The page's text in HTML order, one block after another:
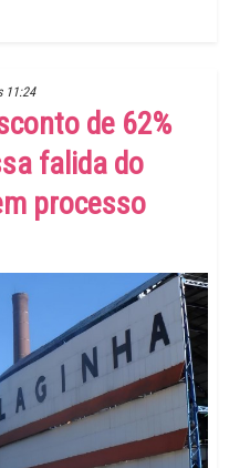
11:24
de 62%
falida do
processo